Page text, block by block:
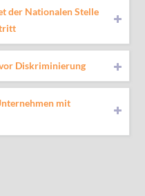
der Nationalen Stelle
vor Diskriminierung
mit